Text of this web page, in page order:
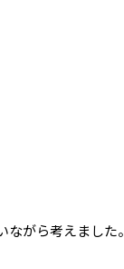
がら考えました。